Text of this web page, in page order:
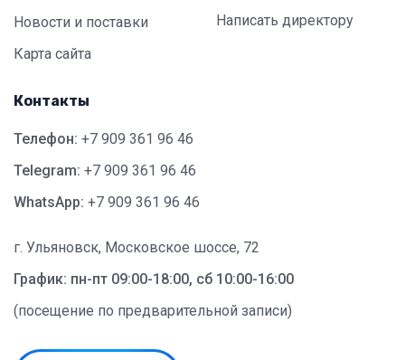
Новости и поставки
Карта сайта
Написать директору
Контакты
Телефон: +7 909 361 96 46
Telegram: +7 909 361 96 46
WhatsApp: +7 909 361 96 46
г. Ульяновск, Московское шоссе, 72
График: пн-пт 09:00-18:00, сб 10:00-16:00
(посещение по предварительной записи)